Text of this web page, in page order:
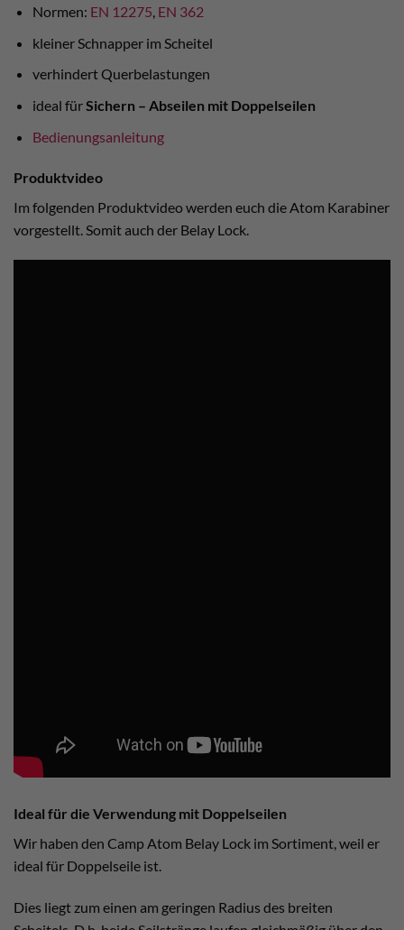
Normen: EN 12275, EN 362
kleiner Schnapper im Scheitel
verhindert Querbelastungen
ideal fürSichern – Abseilen mit Doppelseilen
Bedienungsanleitung
Produktvideo
Im folgenden Produktvideo werden euch die Atom Karabiner
vorgestellt. Somit auch der Belay Lock.
Ideal für die Verwendung mit Doppelseilen
Wir haben den Camp Atom Belay Lock im Sortiment, weil er
ideal für Doppelseile ist.
Dies liegt zum einen am geringen Radius des breiten